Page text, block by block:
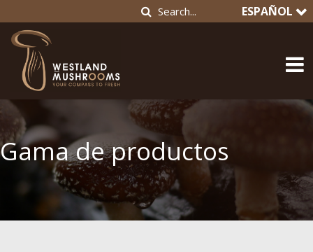
ESPAÑOL
Gama de productos